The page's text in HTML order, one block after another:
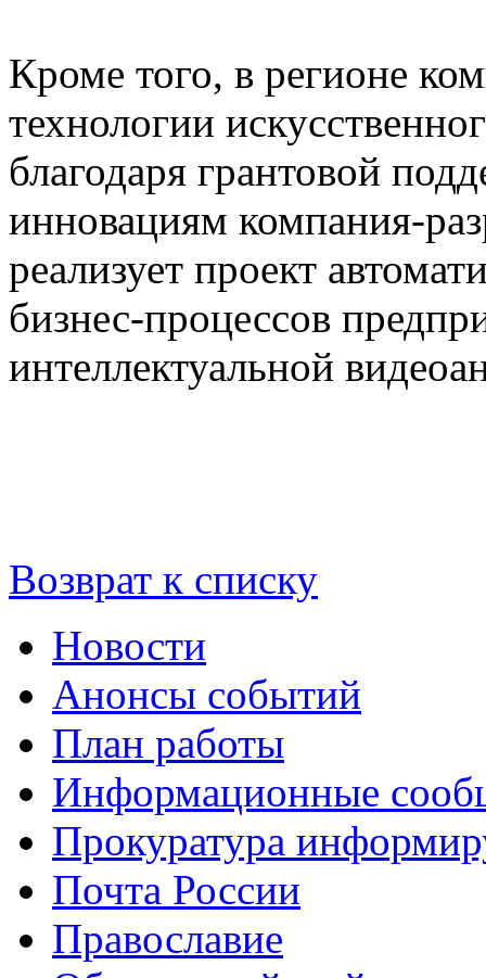
Кроме того, в регионе
технологии
благодаря грантовой
инновациям компания-
реализует проект
бизнес-процессов
интеллектуальной
Возврат к списку
Новости
Анонсы событий
План работы
Информационные
Прокуратура
Почта России
Православие